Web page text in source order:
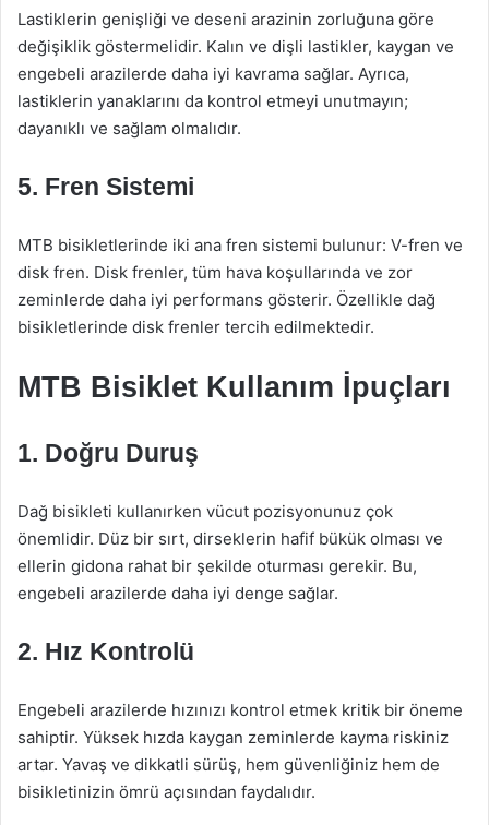
Lastiklerin genişliği ve deseni arazinin zorluğuna göre
değişiklik göstermelidir. Kalın ve dişli lastikler, kaygan ve
engebeli arazilerde daha iyi kavrama sağlar. Ayrıca,
lastiklerin yanaklarını da kontrol etmeyi unutmayın;
dayanıklı ve sağlam olmalıdır.
5. Fren Sistemi
MTB bisikletlerinde iki ana fren sistemi bulunur: V-fren ve
disk fren. Disk frenler, tüm hava koşullarında ve zor
zeminlerde daha iyi performans gösterir. Özellikle dağ
bisikletlerinde disk frenler tercih edilmektedir.
MTB Bisiklet Kullanım İpuçları
1. Doğru Duruş
Dağ bisikleti kullanırken vücut pozisyonunuz çok
önemlidir. Düz bir sırt, dirseklerin hafif bükük olması ve
ellerin gidona rahat bir şekilde oturması gerekir. Bu,
engebeli arazilerde daha iyi denge sağlar.
2. Hız Kontrolü
Engebeli arazilerde hızınızı kontrol etmek kritik bir öneme
sahiptir. Yüksek hızda kaygan zeminlerde kayma riskiniz
artar. Yavaş ve dikkatli sürüş, hem güvenliğiniz hem de
bisikletinizin ömrü açısından faydalıdır.